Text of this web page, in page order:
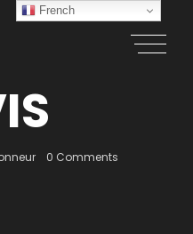
0 Comments
French